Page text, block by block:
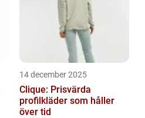
14 december 2025
Clique: Prisvärda
profilkläder som håller
över tid